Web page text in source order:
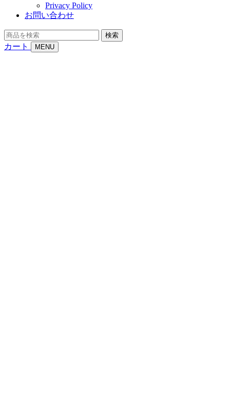
Privacy Policy
お問い合わせ
商
品
検索
カート MENU